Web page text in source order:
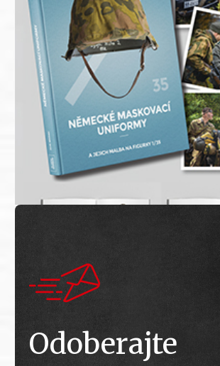
Odoberajte